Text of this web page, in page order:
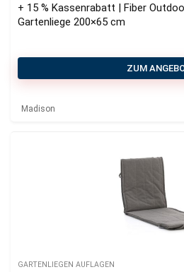
+ 15 % Kassenrabatt | Fiber
Gartenliege 200×65 cm
ZUM
Madison
GARTENLIEGEN AUFLAGEN